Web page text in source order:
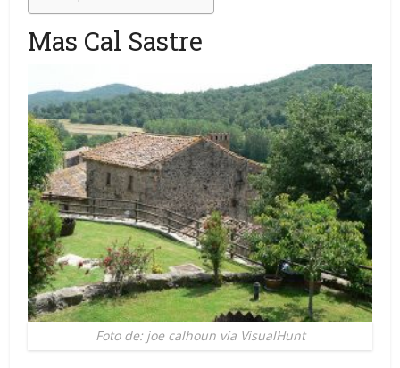
Mas Cal Sastre
Foto de: joe calhoun vía VisualHunt